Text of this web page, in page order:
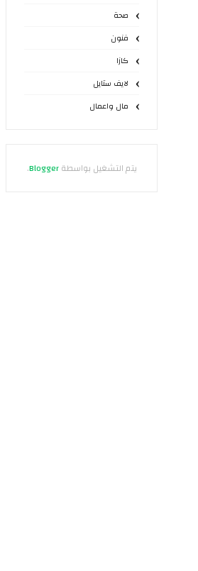
صحة
فنون
كازا
لايف ستايل
مال واعمال
يتم التشغيل بواسطةBlogger
.